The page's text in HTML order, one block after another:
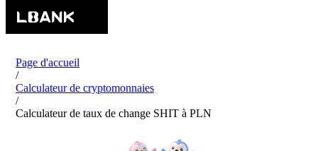
Page d'accueil
/
Calculateur de cryptomonnaies
/
Calculateur de taux de change SHIT à PLN